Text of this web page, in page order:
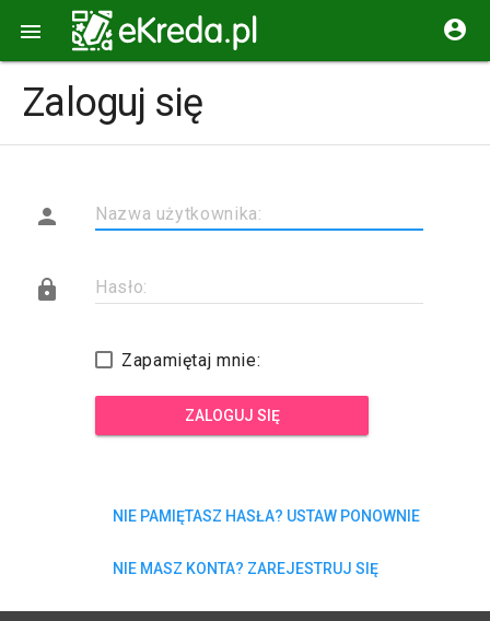


Zaloguj się
 Nazwa użytkownika:
 Hasło:
Zapamiętaj mnie:
ZALOGUJ SIĘ
NIE PAMIĘTASZ HASŁA? USTAW PONOWNIE
NIE MASZ KONTA? ZAREJESTRUJ SIĘ